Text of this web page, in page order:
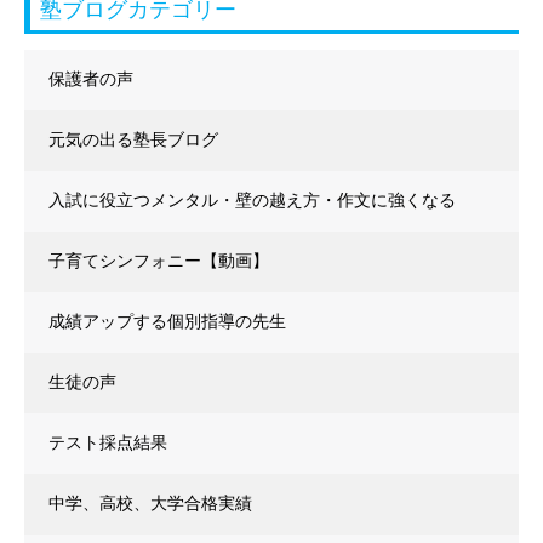
塾ブログカテゴリー
保護者の声
元気の出る塾長ブログ
入試に役立つメンタル・壁の越え方・作文に強くなる
子育てシンフォニー【動画】
成績アップする個別指導の先生
生徒の声
テスト採点結果
中学、高校、大学合格実績